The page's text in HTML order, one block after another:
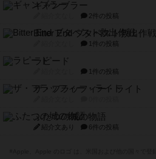
ギャンブラー
2件の投稿
Bitter End ブタペスト救出作戦
1件の投稿
ラピード
1件の投稿
ザ・フラッフィー・ライト
ふたつの城の物語
紹介文あり 6件の投稿